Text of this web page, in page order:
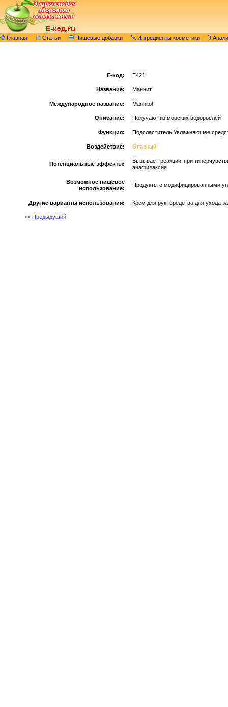
Главная Статьи Пищевые добавки Ингредиенты косметики
E-код: E421
Название: Маннит
Международное название: Mannitol
Описание: Получают из морских водорослей
Функция: Подсластитель Увлажняющее
Воздействие: Опасный
Потенциальные эффекты:
Вызывает реакции при
анафилаксия
Возможное пищевое
использование:
Продукты с модифицированными
Другие варианты использования: Крем для рук, средства для ухода
<< Предыдущий